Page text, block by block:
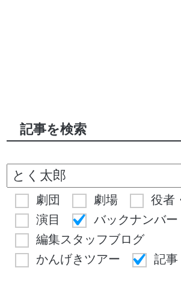
記事を検索
劇団 劇場
役者
演目
バックナンバー
編集スタッフブログ
かんげきツアー
記事